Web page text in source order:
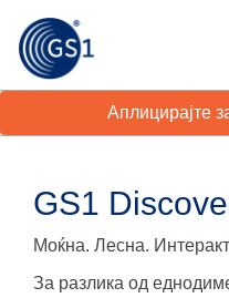
Аплицирајте
GS1
Моќна. Лесна.
За разлика од